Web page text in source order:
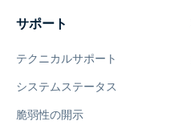
サポート
テクニカルサポート
システムステータス
脆弱性の開示